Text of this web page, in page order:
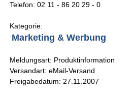
Telefon: 02 11 - 86 20 29 - 0
Kategorie:
Marketing & Werbung
Meldungsart: Produktinformation
Versandart: eMail-Versand
Freigabedatum: 27.11.2007